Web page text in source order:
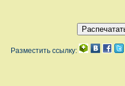
Разместить ссылку: